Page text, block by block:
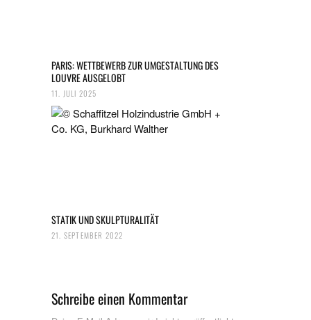
PARIS: WETTBEWERB ZUR UMGESTALTUNG DES
LOUVRE AUSGELOBT
11. JULI 2025
STATIK UND SKULPTURALITÄT
21. SEPTEMBER 2022
Schreibe einen Kommentar